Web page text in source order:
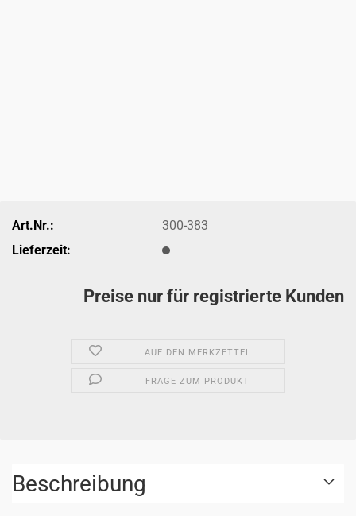
Art.Nr.:
300-383
Lieferzeit:
Preise nur für registrierte Kunden
AUF DEN MERKZETTEL
FRAGE ZUM PRODUKT
Beschreibung